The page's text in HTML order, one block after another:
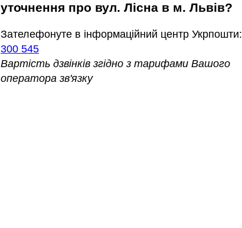
уточнення про вул. Лісна в м. Львів?
Зателефонуте в інформаційний центр Укрпошти:
300 545
Вартість дзвінків згідно з тарифами Вашого
оператора зв'язку